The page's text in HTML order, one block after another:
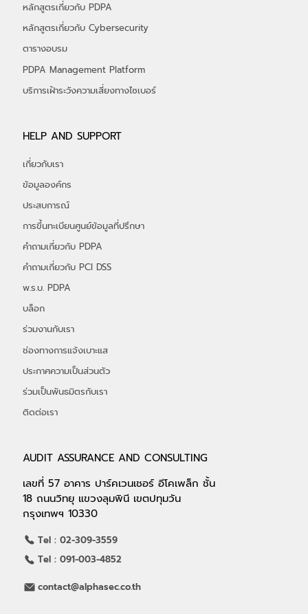
AUDIT ASSURANCE AND CONSULTING
เลขที่ 57 อาคาร ปาร์คเวนเชอร์ อีโคเพล็ก ชั้น
18 ถนนวิทยุ แขวงลุมพินี เขตปทุมวัน
กรุงเทพฯ 10330
contact@alphasec.co.th
Tel : 02-309-3559
Tel : 091-003-4852
หลักสูตรเกี่ยวกับ PDPA
หลักสูตรเกี่ยวกับ Cybersecurity
ตารางอบรม
PDPA Management Platform
บริการเฝ้าระวังความเสี่ยงทางไซเบอร์
HELP AND SUPPORT
เกี่ยวกับเรา
ข้อมูลองค์กร
ประสบการณ์
การขึ้นทะเบียนศูนย์ข้อมูลที่ปรึกษา
คำถามเกี่ยวกับ PDPA
คำถามเกี่ยวกับ PCI DSS
พ.ร.บ. PDPA
บล็อก
ร่วมงานกับเรา
ช่องทางการแจ้งเบาะแส
ประกาศความเป็นส่วนตัว
ร่วมเป็นพันธมิตรกับเรา
ติดต่อเรา